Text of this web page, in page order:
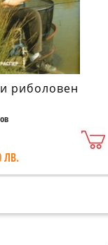
риболовен
ЛВ.